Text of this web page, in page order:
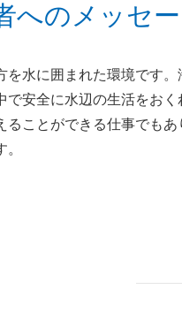
へのメッセ
を水に囲まれた環境です
で安全に水辺の生活をお
ることができる仕事でも